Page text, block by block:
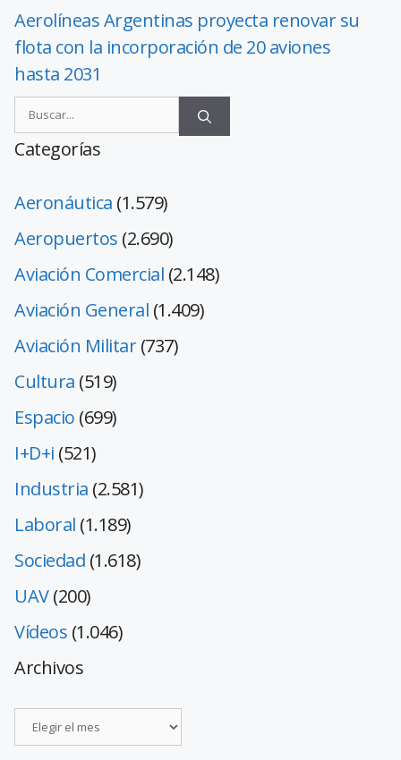
Aerolíneas Argentinas proyecta renovar su
flota con la incorporación de 20 aviones
hasta 2031
Categorías
Aeronáutica (1.579)
Aeropuertos (2.690)
Aviación Comercial (2.148)
Aviación General (1.409)
Aviación Militar(737)
Cultura (519)
Espacio (699)
I+D+i (521)
Industria (2.581)
Laboral (1.189)
Sociedad (1.618)
UAV(200)
Vídeos (1.046)
Archivos